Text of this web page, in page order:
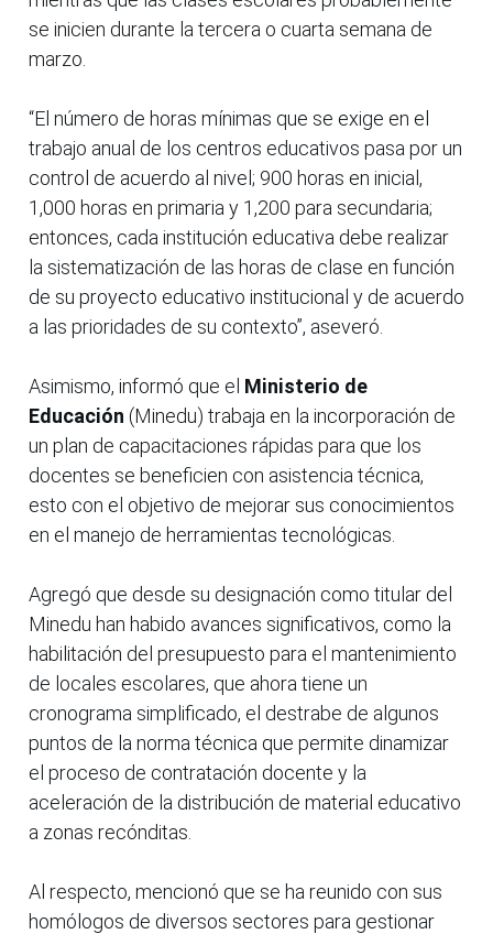
se inicien durante la tercera o cuarta semana de
marzo.
“El número de horas mínimas que se exige en el
trabajo anual de los centros educativos pasa por un
control de acuerdo al nivel; 900 horas en inicial,
1,000 horas en primaria y 1,200 para secundaria;
entonces, cada institución educativa debe realizar
la sistematización de las horas de clase en función
de su proyecto educativo institucional y de acuerdo
a las prioridades de su contexto”, aseveró.
Asimismo, informó que el Ministerio de
Educación (Minedu) trabaja en la incorporación de
un plan de capacitaciones rápidas para que los
docentes se beneficien con asistencia técnica,
esto con el objetivo de mejorar sus conocimientos
en el manejo de herramientas tecnológicas.
Agregó que desde su designación como titular del
Minedu han habido avances significativos, como la
habilitación del presupuesto para el mantenimiento
de locales escolares, que ahora tiene un
cronograma simplificado, el destrabe de algunos
puntos de la norma técnica que permite dinamizar
el proceso de contratación docente y la
aceleración de la distribución de material educativo
a zonas recónditas.
Al respecto, mencionó que se ha reunido con sus
homólogos de diversos sectores para gestionar